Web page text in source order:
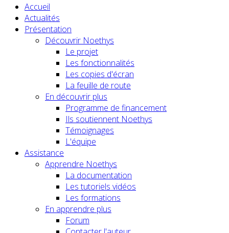
Accueil
Actualités
Présentation
Découvrir Noethys
Le projet
Les fonctionnalités
Les copies d'écran
La feuille de route
En découvrir plus
Programme de financement
Ils soutiennent Noethys
Témoignages
L'équipe
Assistance
Apprendre Noethys
La documentation
Les tutoriels vidéos
Les formations
En apprendre plus
Forum